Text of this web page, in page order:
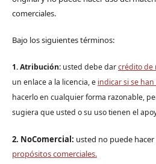
comerciales.
Bajo los siguientes términos:
1. Atribución: usted debe darcrédito de
un enlace a la licencia, e indicar si se
hacerlo en cualquier forma razonable,
sugiera que usted o su uso tienen el
2. NoComercial: usted no puede
propósitos comerciales.